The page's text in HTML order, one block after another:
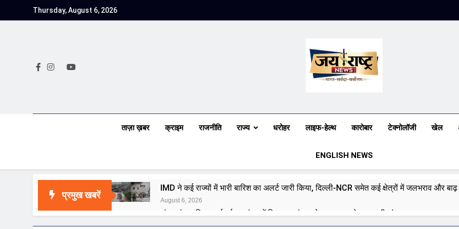
Thursday, August 6, 2026
Jai Rashtra
ताज़ा ख़बर क्राइम राजनीति राज्य धरोहर लाइफ-हेल्थ कारोबार टेक्नोलॉजी खेल
ENGLISH NEWS
प्रमुख खबरें
IMD ने कई राज्यों में भारी बारिश का अलर्ट जारी किया, दिल्ली-NCR समेत कई क्षेत्रों में जलभराव और
August 6, 2026
जंतर-मंतर पुलिस कार्रवाई पर संसद में विपक्ष का हंगामा तेज़, सरकार से जवाब की मांग
August 6, 2026